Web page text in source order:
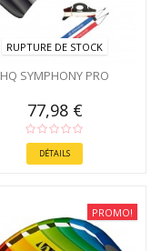
RUPTURE DE STOCK
HQ SYMPHONY PRO
77,98 €
DÉTAILS
PROMO!